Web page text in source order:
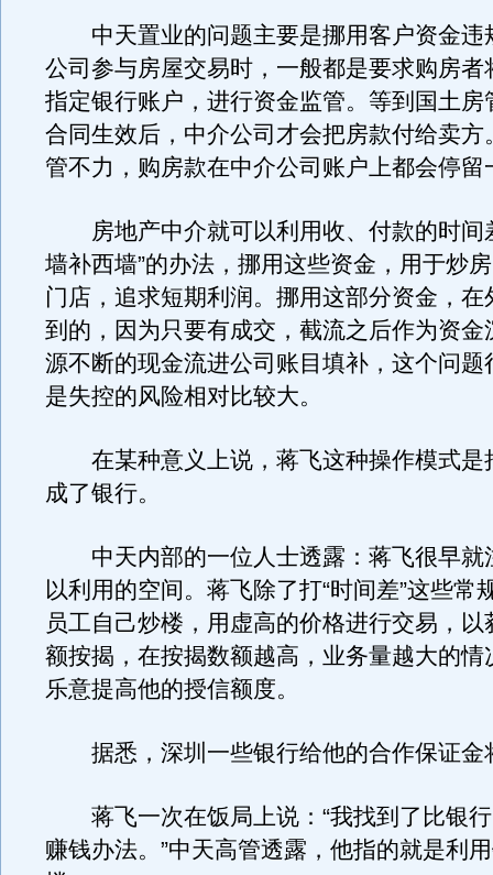
中天置业的问题主要是挪用客户资金违
公司参与房屋交易时，一般都是要求购房者
指定银行账户，进行资金监管。等到国土房
合同生效后，中介公司才会把房款付给卖方
管不力，购房款在中介公司账户上都会停留
房地产中介就可以利用收、付款的时间
墙补西墙”的办法，挪用这些资金，用于炒
门店，追求短期利润。挪用这部分资金，在
到的，因为只要有成交，截流之后作为资金
源不断的现金流进公司账目填补，这个问题
是失控的风险相对比较大。
在某种意义上说，蒋飞这种操作模式是
成了银行。
中天内部的一位人士透露：蒋飞很早就
以利用的空间。蒋飞除了打“时间差”这些常
员工自己炒楼，用虚高的价格进行交易，以
额按揭，在按揭数额越高，业务量越大的情
乐意提高他的授信额度。
据悉，深圳一些银行给他的合作保证金
蒋飞一次在饭局上说：“我找到了比银行
赚钱办法。”中天高管透露，他指的就是利